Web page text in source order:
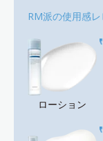
RM派の使用感
ローション